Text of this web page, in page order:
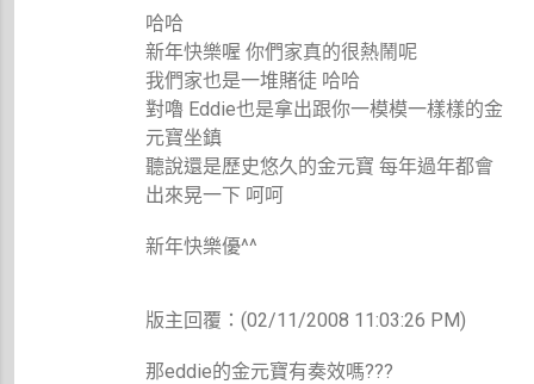
哈哈
新年快樂喔 你們家真的很熱鬧呢
我們家也是一堆賭徒 哈哈
對嚕 Eddie也是拿出跟你一模模一樣樣的金
元寶坐鎮
聽說還是歷史悠久的金元寶 每年過年都會
出來晃一下 呵呵
新年快樂優^^
版主回覆：(02/11/2008 11:03:26 PM)
那eddie的金元寶有奏效嗎???